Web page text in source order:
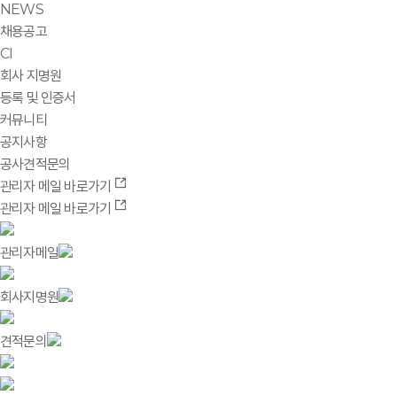
NEWS
채용공고
CI
회사 지명원
등록 및 인증서
커뮤니티
공지사항
공사견적문의
관리자 메일 바로가기
관리자 메일 바로가기
관리자메일
회사지명원
견적문의